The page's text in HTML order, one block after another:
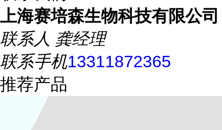
上海赛培森生物科技有限公司
联系人 龚经理
联系手机13311872365
推荐产品